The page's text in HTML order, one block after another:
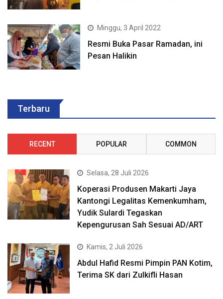
Minggu, 3 April 2022
Resmi Buka Pasar Ramadan, ini
Pesan Halikin
Terbaru
RECENT POPULAR COMMON
Selasa, 28 Juli 2026
Koperasi Produsen Makarti Jaya
Kantongi Legalitas Kemenkumham,
Yudik Sulardi Tegaskan
Kepengurusan Sah Sesuai AD/ART
Kamis, 2 Juli 2026
Abdul Hafid Resmi Pimpin PAN Kotim,
Terima SK dari Zulkifli Hasan